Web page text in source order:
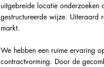
uitgebreide locatie
gestructureerde wijze.
markt.
We hebben een ruime ervaring
contractvorming. Door de